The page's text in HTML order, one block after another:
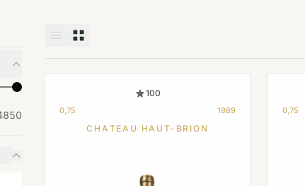
100
0,75 1989
CHATEAU HAUT-BRION
0,75